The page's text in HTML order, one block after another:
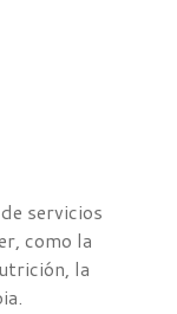
servicios
como la
la